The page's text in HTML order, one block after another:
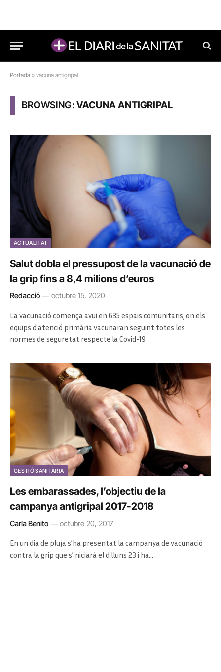
Portada » vacuna antigripal
BROWSING:VACUNA ANTIGRIPAL
ACTUALITAT
Salut dobla el pressupost de la vacunació de
la grip fins a 8,4 milions d’euros
Redacció octubre 15, 2020
La vacunació comença avui en 635 espais comunitaris, on els
equips d’atenció primària vacunaran seguint totes les
normes de seguretat respecte la Covid-19
GESTIÓ SANITÀRIA
Les embarassades, l’objectiu de la
campanya antigripal 2017-2018
Carla Benito octubre 20, 2017
En un dia de pluja s’ha presentat la campanya de vacunació
contra la grip que s’iniciarà el dilluns 23 i ha…